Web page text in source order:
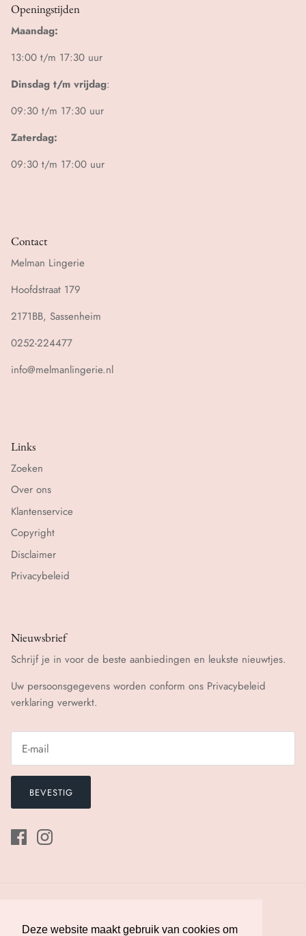
Deze website maakt gebruik van cookies om
Deze website maakt gebruik van cookies om
Openingstijden
Maandag:
13:00 t/m 17:30 uur
Dinsdag t/m vrijdag:
09:30 t/m 17:30 uur
Zaterdag:
09:30 t/m 17:00 uur
Contact
Melman Lingerie
Hoofdstraat 179
2171BB, Sassenheim
0252-224477
info@melmanlingerie.nl
Links
Zoeken
Over ons
Klantenservice
Copyright
Disclaimer
Privacybeleid
Nieuwsbrief
Schrijf je in voor de beste aanbiedingen en leukste nieuwtjes.
Uw persoonsgegevens worden conform ons Privacybeleid
verklaring verwerkt.
BEVESTIG